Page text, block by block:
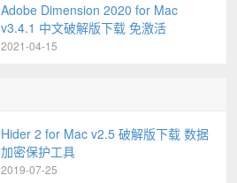
Adobe Dimension 2020 for Mac
v3.4.1 中文破解版下载 免激活
2021-04-15
Hider 2 for Mac v2.5 破解版下载 数据
加密保护工具
2019-07-25